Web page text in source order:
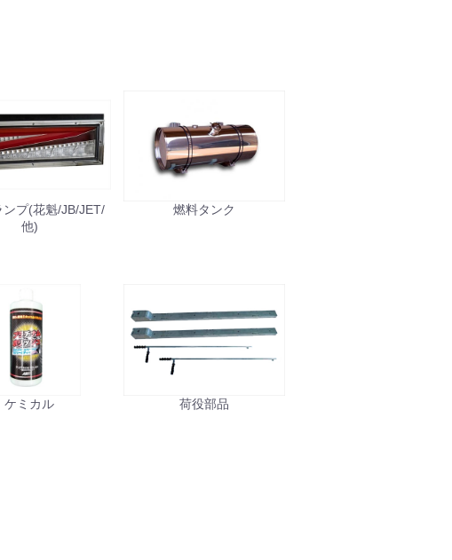
ンプ(花魁/JB/JET/
他)
燃料タンク
ケミカル 荷役部品